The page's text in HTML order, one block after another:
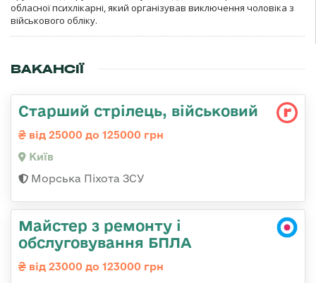
обласної психлікарні, який організував виключення чоловіка з
військового обліку.
ВАКАНСІЇ
Стаpший стpілець, військовий
від 25000 до 125000 грн
Київ
Морська Піхота ЗСУ
Майстер з ремонту і
обслуговування БПЛА
від 23000 до 123000 грн